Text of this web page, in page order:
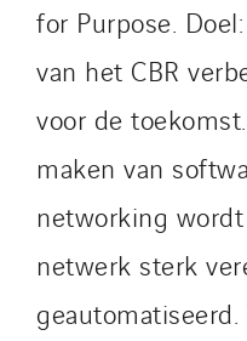
for Purpose.
van het CBR
voor de
maken van
networking
netwerk sterk
geautomatiseerd.
Masselin
Masselin Grand
Mobility Way
Monnier
NAE-France
Omexom
Omnidec